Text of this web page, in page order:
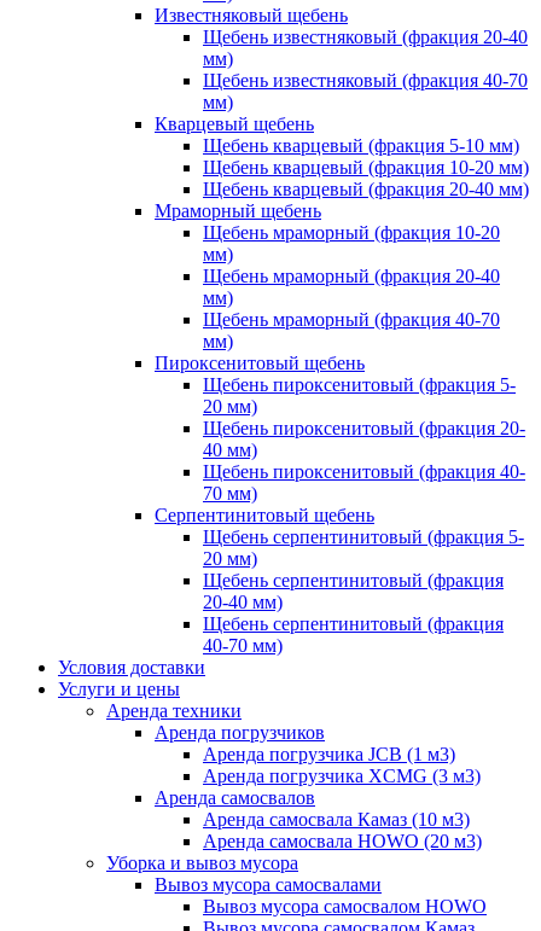
Известняковый щебень
Щебень известняковый (фракция 20-40
мм)
Щебень известняковый (фракция 40-70
мм)
Кварцевый щебень
Щебень кварцевый (фракция 5-10 мм)
Щебень кварцевый (фракция 10-20 мм)
Щебень кварцевый (фракция 20-40 мм)
Мраморный щебень
Щебень мраморный (фракция 10-20
мм)
Щебень мраморный (фракция 20-40
мм)
Щебень мраморный (фракция 40-70
мм)
Пироксенитовый щебень
Щебень пироксенитовый (фракция 5-
20 мм)
Щебень пироксенитовый (фракция 20-
40 мм)
Щебень пироксенитовый (фракция 40-
70 мм)
Серпентинитовый щебень
Щебень серпентинитовый (фракция 5-
20 мм)
Щебень серпентинитовый (фракция
20-40 мм)
Щебень серпентинитовый (фракция
40-70 мм)
Условия доставки
Услуги и цены
Аренда техники
Аренда погрузчиков
Аренда погрузчика JCB (1 м3)
Аренда погрузчика XCMG (3 м3)
Аренда самосвалов
Аренда самосвала Камаз (10 м3)
Аренда самосвала HOWO (20 м3)
Уборка и вывоз мусора
Вывоз мусора самосвалами
Вывоз мусора самосвалом HOWO